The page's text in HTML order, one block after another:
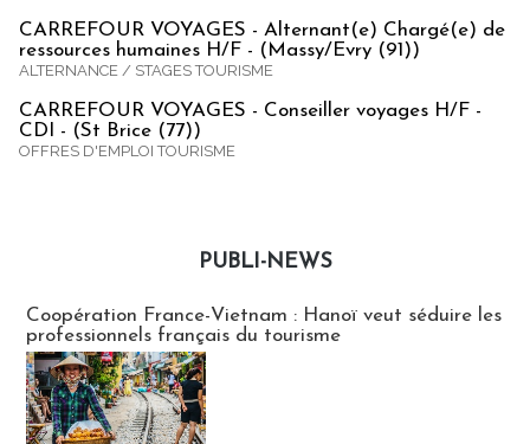
CARREFOUR VOYAGES - Alternant(e) Chargé(e) de
ressources humaines H/F - (Massy/Evry (91))
ALTERNANCE / STAGES TOURISME
CARREFOUR VOYAGES - Conseiller voyages H/F -
CDI - (St Brice (77))
OFFRES D'EMPLOI TOURISME
PUBLI-NEWS
Coopération France-Vietnam : Hanoï veut séduire les
professionnels français du tourisme